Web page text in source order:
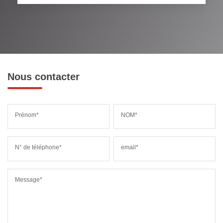
Nous contacter
Prénom* NOM*
N° de téléphone* email*
Message*